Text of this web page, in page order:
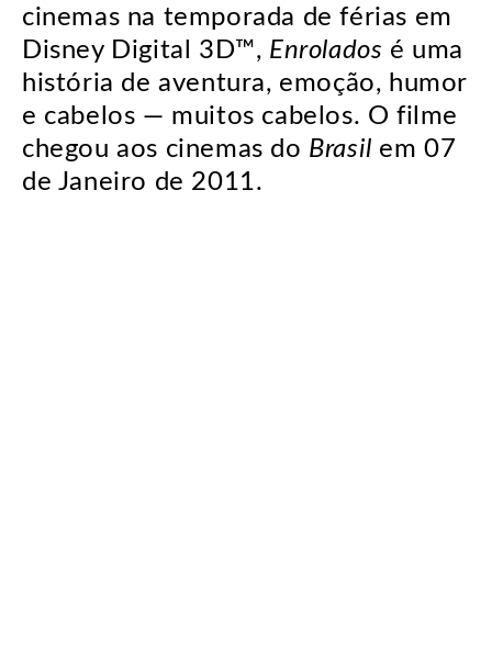
cinemas na temporada de férias em
Disney Digital 3D™, Enrolados é uma
história de aventura, emoção, humor
e cabelos — muitos cabelos. O filme
chegou aos cinemas do Brasil em 07
de Janeiro de 2011.